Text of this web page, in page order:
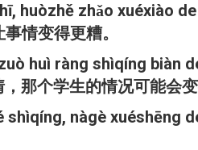
huòzhě zhǎo xuéxiào
情变得更糟。
huì ràng shìqíng biàn
那个学生的情况可能会
shìqíng, nàgè xuéshēng